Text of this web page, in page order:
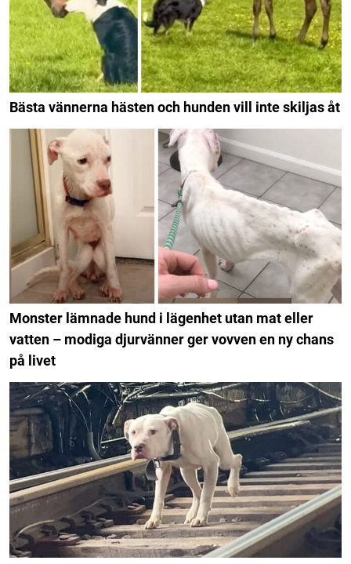
Bästa vännerna hästen och hunden vill inte skiljas åt
Monster lämnade hund i lägenhet utan mat eller
vatten – modiga djurvänner ger vovven en ny chans
på livet